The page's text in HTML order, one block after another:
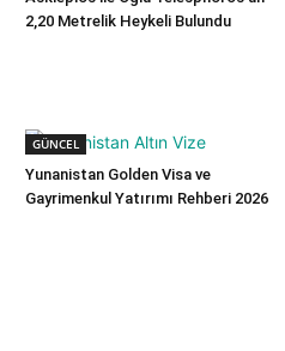
2,20 Metrelik Heykeli Bulundu
GÜNCEL
Yunanistan Golden Visa ve
Gayrimenkul Yatırımı Rehberi 2026